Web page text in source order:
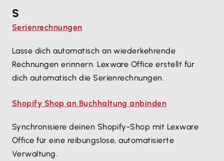
S
Serienrechnungen
Lasse dich automatisch an wiederkehrende
Rechnungen erinnern. Lexware Office erstellt für
dich automatisch die Serienrechnungen.
Shopify Shop an Buchhaltung anbinden
Synchronisiere deinen Shopify-Shop mit Lexware
Office für eine reibungslose, automatisierte
Verwaltung.